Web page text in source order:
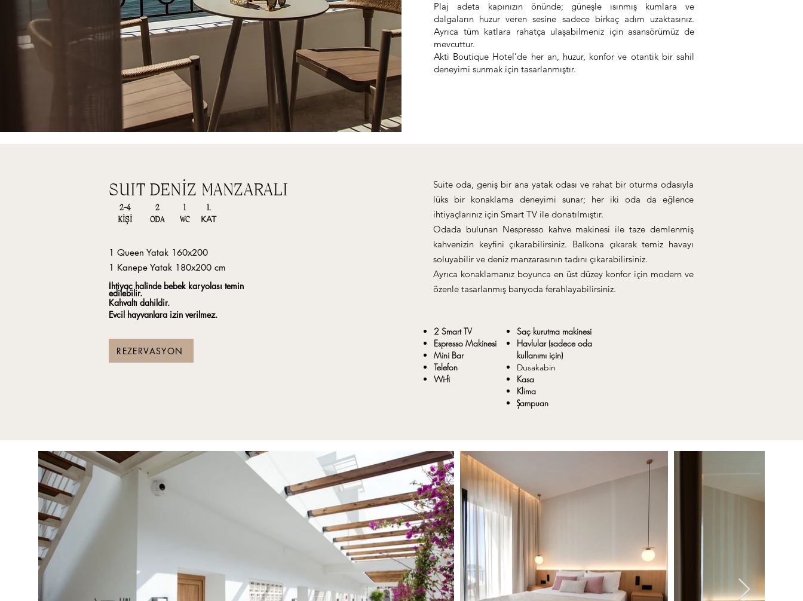
Plaj adeta kapınızın önünde; güneşle ısınmış kumlara ve
dalgaların huzur veren sesine sadece birkaç adım uzaktasınız.
Ayrıca tüm katlara rahatça ulaşabilmeniz için asansörümüz de
mevcuttur.
Akti Boutique Hotel’de her an, huzur, konfor ve otantik bir sahil
deneyimi sunmak için tasarlanmıştır.
SUIT DENİZ MANZARALI
2-4
KİŞİ
2
ODA
1
WC
1.
KAT
1 Queen Yatak 160x200
1 Kanepe Yatak 180x200 cm
İhtiyaç halinde bebek karyolası temin
edilebilir.
Kahvaltı dahildir.
Evcil hayvanlara izin verilmez.
REZERVASYON
Suite oda, geniş bir ana yatak odası ve rahat bir oturma odasıyla
lüks bir konaklama deneyimi sunar; her iki oda da eğlence
ihtiyaçlarınız için Smart TV ile donatılmıştır.
Odada bulunan Nespresso kahve makinesi ile taze demlenmiş
kahvenizin keyfini çıkarabilirsiniz. Balkona çıkarak temiz havayı
soluyabilir ve deniz manzarasının tadını çıkarabilirsiniz.
Ayrıca konaklamanız boyunca en üst düzey konfor için modern ve
özenle tasarlanmış banyoda ferahlayabilirsiniz.
Saç kurutma makinesi
Havlular (sadece oda
kullanımı için)
Dusakabin
Kasa
Klima
Şampuan
2 Smart TV
Espresso Makinesi
Mini Bar
Telefon
Wi-fi